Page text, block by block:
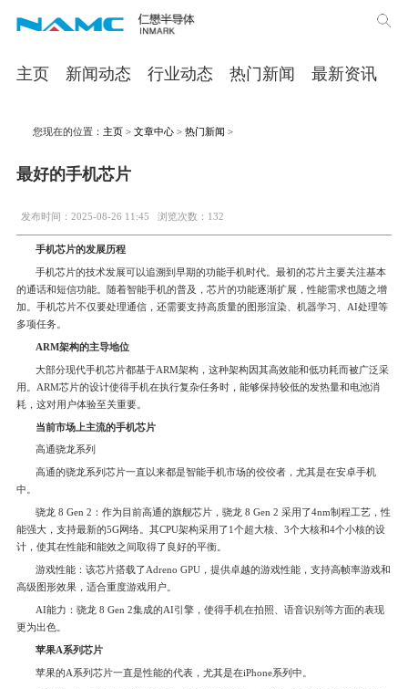
主页 新闻动态 行业动态 热门新闻 最新资讯
您现在的位置：主页 >文章中心 >热门新闻 >
最好的手机芯片
发布时间：2025-08-26 11:45 浏览次数：132
手机芯片的发展历程
手机芯片的技术发展可以追溯到早期的功能手机时代。最初的芯片主要关注基本
的通话和短信功能。随着智能手机的普及，芯片的功能逐渐扩展，性能需求也随之增
加。手机芯片不仅要处理通信，还需要支持高质量的图形渲染、机器学习、AI处理等
多项任务。
ARM架构的主导地位
大部分现代手机芯片都基于ARM架构，这种架构因其高效能和低功耗而被广泛采
用。ARM芯片的设计使得手机在执行复杂任务时，能够保持较低的发热量和电池消
耗，这对用户体验至关重要。
当前市场上主流的手机芯片
高通骁龙系列
高通的骁龙系列芯片一直以来都是智能手机市场的佼佼者，尤其是在安卓手机
中。
骁龙 8 Gen 2：作为目前高通的旗舰芯片，骁龙 8 Gen 2 采用了4nm制程工艺，性
能强大，支持最新的5G网络。其CPU架构采用了1个超大核、3个大核和4个小核的设
计，使其在性能和能效之间取得了良好的平衡。
游戏性能：该芯片搭载了Adreno GPU，提供卓越的游戏性能，支持高帧率游戏和
高级图形效果，适合重度游戏用户。
AI能力：骁龙 8 Gen 2集成的AI引擎，使得手机在拍照、语音识别等方面的表现
更为出色。
苹果A系列芯片
苹果的A系列芯片一直是性能的代表，尤其是在iPhone系列中。